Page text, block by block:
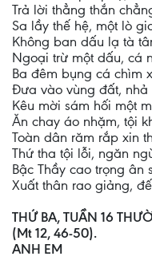
Trả lời thẳng thắn
Sa lầy thế hệ, một lò
Không ban dấu lạ tà
Ngoại trừ một dấu, cá
Ba đêm bụng cá chìm
Đưa vào vùng đất, nhả
Kêu mời sám hối một
Ăn chay áo nhặm, tội
Toàn dân răm rắp xin
Thứ tha tội lỗi, ngăn
Bậc Thầy cao trọng ân
Xuất thân rao giảng,
THỨ BA, TUẦN 16
(Mt 12, 46-50).
ANH EM